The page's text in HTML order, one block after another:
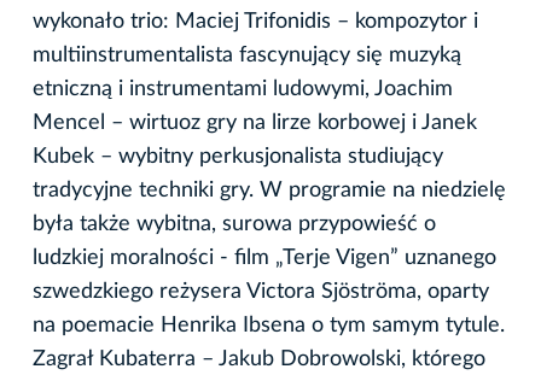
wykonało trio: Maciej Trifonidis – kompozytor i
multiinstrumentalista fascynujący się muzyką
etniczną i instrumentami ludowymi, Joachim
Mencel – wirtuoz gry na lirze korbowej i Janek
Kubek – wybitny perkusjonalista studiujący
tradycyjne techniki gry. W programie na niedzielę
była także wybitna, surowa przypowieść o
ludzkiej moralności - film „Terje Vigen” uznanego
szwedzkiego reżysera Victora Sjöströma, oparty
na poemacie Henrika Ibsena o tym samym tytule.
Zagrał Kubaterra – Jakub Dobrowolski, którego